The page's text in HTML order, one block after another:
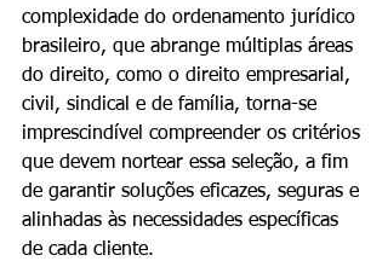
complexidade do ordenamento jurídico
brasileiro, que abrange múltiplas áreas
do direito, como o direito empresarial,
civil, sindical e de família, torna-se
imprescindível compreender os critérios
que devem nortear essa seleção, a fim
de garantir soluções eficazes, seguras e
alinhadas às necessidades específicas
de cada cliente.